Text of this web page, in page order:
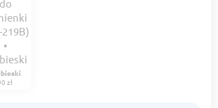
zł